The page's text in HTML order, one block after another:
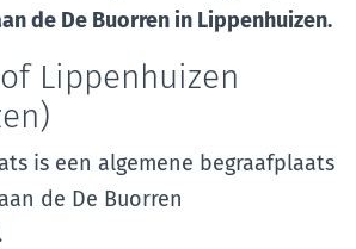
de De Buorren in Lippenhuizen.
Lippenhuizen
is een algemene begraafplaats
de De Buorren